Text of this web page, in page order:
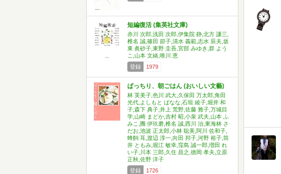
短編復活 (集英社文庫)
赤川 次郎,浅田 次郎,伊集院 静,北方 謙三,
椎名 誠,篠田 節子,清水 義範,志水 辰夫,坂
東 眞砂子,東野 圭吾,宮部 みゆき,群 よう
こ,山本 文緒,唯川 恵
登録
1979
ぱっちり、朝ごはん (おいしい文藝)
林 芙美子,色川 武大,久保田 万太郎,角田
光代,よしもと ばなな,石垣 綾子,堀井 和
子,森下 典子,井上 荒野,佐藤 雅子,万城目
学,山崎 まどか,吉村 昭,小泉 武夫,山本 ふ
みこ,團 伊玖磨,椎名 誠,西川 治,東海林 さ
だお,池波 正太郎,小林 聡美,阿川 佐和子,
蜂飼 耳,渡辺 淳一,向田 邦子,河野 裕子,筒
井 ともみ,堀江 敏幸,窪島 誠一郎,増田 れ
い子,川本 三郎,久住 昌之,徳岡 孝夫,立原
正秋,佐野 洋子
登録
1726